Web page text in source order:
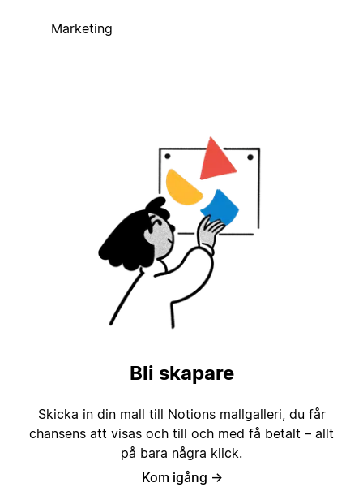
Marketing
Bli skapare
Skicka in din mall till Notions mallgalleri, du får
chansens att visas och till och med få betalt – allt
på bara några klick.
Kom igång →